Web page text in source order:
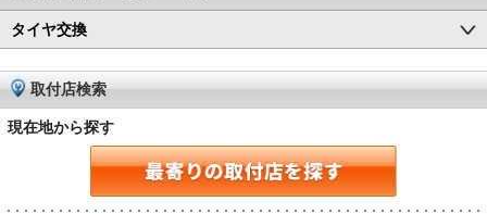
タイヤ交換
取付店検索
現在地から探す